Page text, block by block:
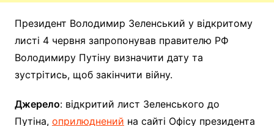
Президент Володимир Зеленський у відкритому
листі 4 червня запропонував правителю РФ
Володимиру Путіну визначити дату та
зустрітись, щоб закінчити війну.
Джерело: відкритий лист Зеленського до
Путіна, оприлюднений на сайті Офісу президента